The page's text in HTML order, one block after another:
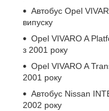
Автобус Opel
випуску
Opel VIVARO A
з 2001 року
Opel VIVARO A
2001 року
Автобус Nissan
2002 року